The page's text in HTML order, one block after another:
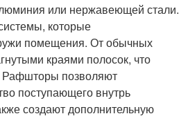
или нержавеющей стали.
которые
помещения. От обычных
краями полосок, что
Рафшторы позволяют
поступающего внутрь
создают дополнительную